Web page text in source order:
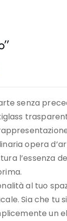
senza
opera
l’essenza
al tuo
Sia che tu
un